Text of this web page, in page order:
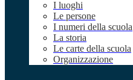
I luoghi
Le persone
I numeri della scuola
La storia
Le carte della scuola
Organizzazione